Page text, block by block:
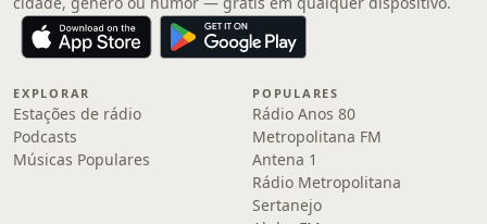
EXPLORAR
Estações de rádio
Podcasts
Músicas Populares
POPULARES
Rádio Anos 80
Metropolitana FM
Antena 1
Rádio Metropolitana
Sertanejo